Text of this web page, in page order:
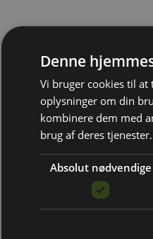
Denne
Vi bruger cookies til at
oplysninger om din
kombinere dem med
brug af deres tjenester.
Absolut nødvendige